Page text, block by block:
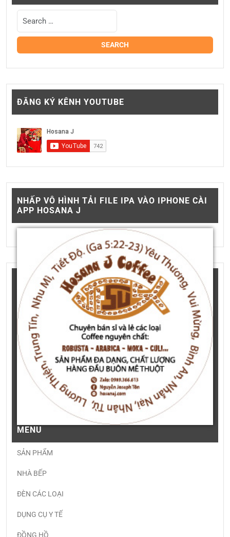
ĐĂNG KÝ KÊNH YOUTUBE
NHẤP VÔ HÌNH TẢI FILE IPA VÀO IPHONE CÀI
APP HOSANA J
MENU
SẢN PHẨM
NHÀ BẾP
ĐÈN CÁC LOẠI
DỤNG CỤ Y TẾ
ĐỒNG HỒ